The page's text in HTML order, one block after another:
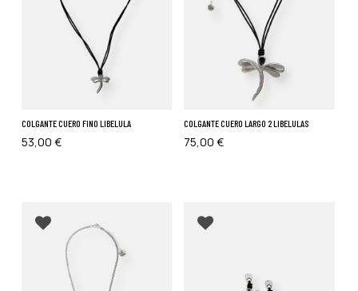
COLGANTE CUERO FINO LIBELULA
53,00 €
Añadir a favoritos
COLGANTE CUERO LARGO 2 LIBELULAS
75,00€
Añadir a favoritos